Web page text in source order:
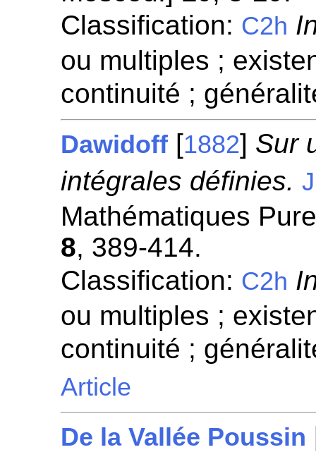
Classification: C2h
ou multiples ;
continuité ;
Dawidoff [1882] Sur
intégrales définies.
Mathématiques
8, 389-414.
Classification: C2h
ou multiples ;
continuité ;
Article
De la Vallée Poussin